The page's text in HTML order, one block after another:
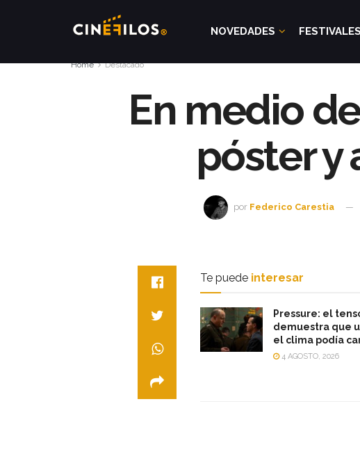
NOVEDADES FESTIVALES
Home Destacado
En medio
póster y
por Federico Carestia
Te puede interesar
Pressure: el
demuestra que
el clima podía
4 AGOSTO, 2026